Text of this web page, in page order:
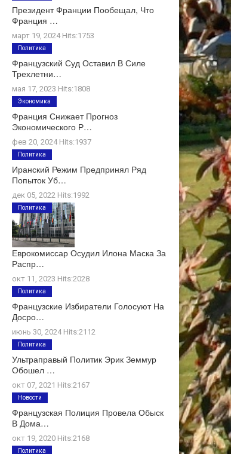
Президент Франции Пообещал, Что
Франция …
март 19, 2024 Hits:1753
Французский Суд Оставил В Силе
Трехлетни…
мая 17, 2023 Hits:1808
Политика
Франция Снижает Прогноз
Экономического Р…
фев 20, 2024 Hits:1937
Экономика
Иранский Режим Предпринял Ряд
Попыток Уб…
дек 05, 2022 Hits:1992
Политика
Еврокомиссар Осудил Илона Маска За
Распр…
окт 11, 2023 Hits:2028
Политика
Французские Избиратели Голосуют На
Досро…
июнь 30, 2024 Hits:2112
Политика
Ультраправый Политик Эрик Земмур
Обошел …
окт 07, 2021 Hits:2167
Политика
Французская Полиция Провела Обыск
В Дома…
окт 19, 2020 Hits:2168
Новости
Политика